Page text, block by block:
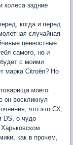
колеса задние
когда и перед
случайная
ценностные
самого, но и
с моими
марка Citroёn? Но
моего
он воскликнул
что это СХ,
DS, о чудо
как в прочем,